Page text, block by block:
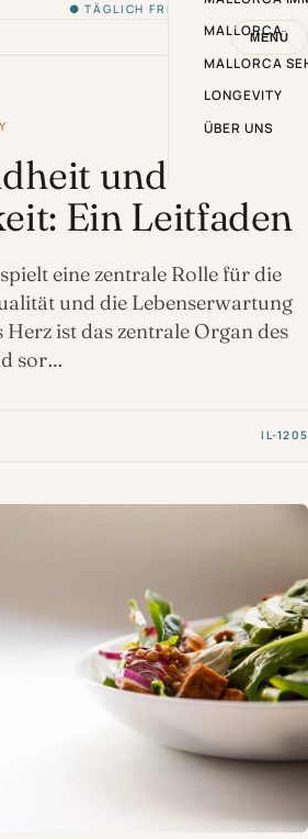
● TÄGLICH FRISCH VON DER INSEL
MENÜ
MALLORCA
MALLORCA
LONGEVITY
ÜBER UNS
und
Ein Leitfaden
eine zentrale Rolle für die
und die Lebenserwartung
Herz ist das zentrale Organ des
sor…
IL-1205